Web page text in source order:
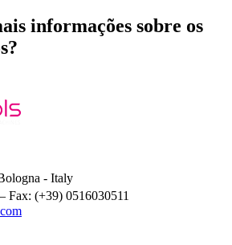
informações sobre os
- Italy
Fax: (+39) 0516030511